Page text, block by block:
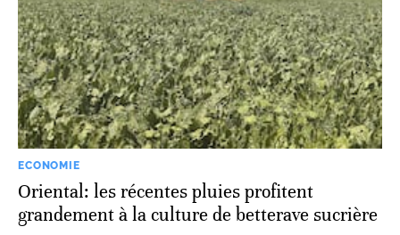
ECONOMIE
Oriental: les récentes pluies profitent
grandement à la culture de betterave sucrière